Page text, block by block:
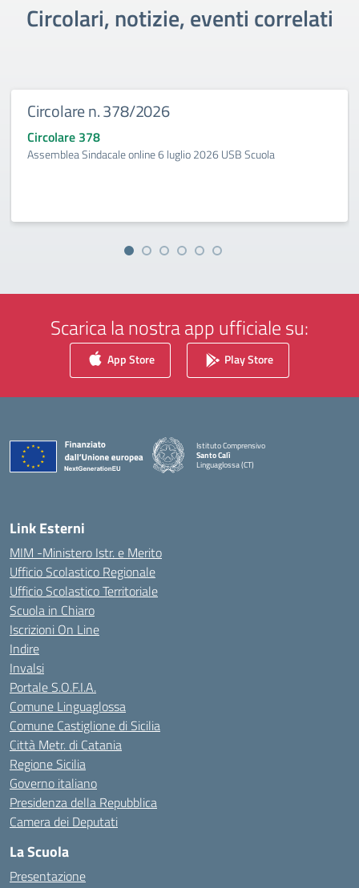
Circolari, notizie, eventi correlati
Circolare n. 378/2026
Circolare 378
Assemblea Sindacale online 6 luglio 2026 USB Scuola
Scarica la nostra app ufficiale su:
App Store Play Store
Istituto Comprensivo
Santo Calì
Linguaglossa (CT)
— Visita la pagina iniziale della scuola
Link Esterni
MIM -Ministero Istr. e Merito
Ufficio Scolastico Regionale
Ufficio Scolastico Territoriale
Scuola in Chiaro
Iscrizioni On Line
Indire
Invalsi
Portale S.O.F.I.A.
Comune Linguaglossa
Comune Castiglione di Sicilia
Città Metr. di Catania
Regione Sicilia
Governo italiano
Presidenza della Repubblica
Camera dei Deputati
La Scuola
Presentazione